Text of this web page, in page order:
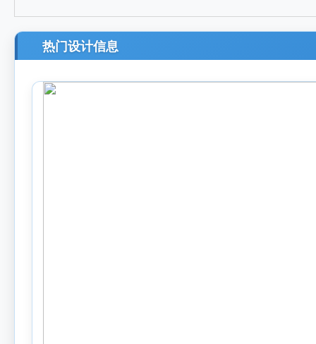
热门设计信息